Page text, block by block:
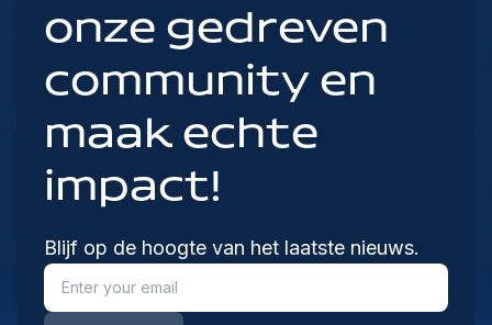
onze gedreven
community en
maak echte
impact!
Blijf op de hoogte van het laatste nieuws.